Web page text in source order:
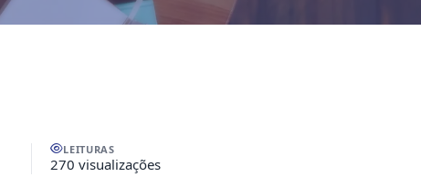
LEITURAS
270 visualizações